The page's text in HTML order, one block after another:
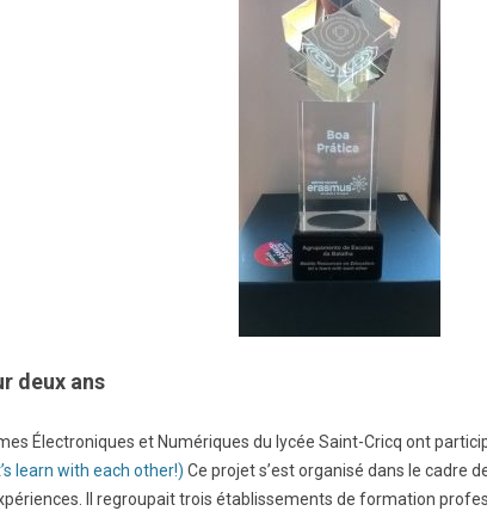
BTS Electrotechnique
BTS CIRA
BTS Apprentissage
Licence Professionnelle
deux ans
Électroniques et Numériques du lycée Saint-Cricq ont
learn with each other!) Ce projet s’est organisé dans le cadre
Il regroupait trois établissements de formation